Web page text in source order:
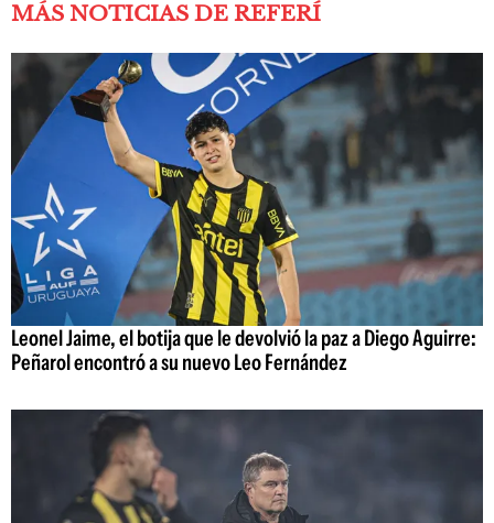
MÁS NOTICIAS DE REFERÍ
Leonel Jaime, el botija que le devolvió la paz a Diego Aguirre:
Peñarol encontró a su nuevo Leo Fernández